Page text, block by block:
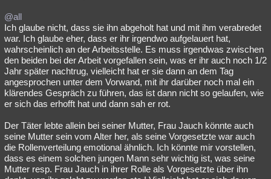
@all
Ich glaube nicht, dass sie ihn abgeholt hat und mit ihm verabredet
war. Ich glaube eher, dass er ihr irgendwo aufgelauert hat,
wahrscheinlich an der Arbeitsstelle. Es muss irgendwas zwischen
den beiden bei der Arbeit vorgefallen sein, was er ihr auch noch 1/2
Jahr später nachtrug, vielleicht hat er sie dann an dem Tag
angesprochen unter dem Vorwand, mit ihr darüber noch mal ein
klärendes Gespräch zu führen, das ist dann nicht so gelaufen, wie
er sich das erhofft hat und dann sah er rot.
Der Täter lebte allein bei seiner Mutter, Frau Jauch könnte auch
seine Mutter sein vom Alter her, als seine Vorgesetzte war auch
die Rollenverteilung emotional ähnlich. Ich könnte mir vorstellen,
dass es einem solchen jungen Mann sehr wichtig ist, was seine
Mutter resp. Frau Jauch in ihrer Rolle als Vorgesetzte über ihn